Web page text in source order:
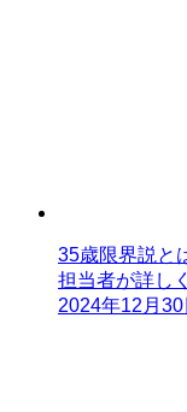
35歳限界説と
担当者が詳し
2024年12月30